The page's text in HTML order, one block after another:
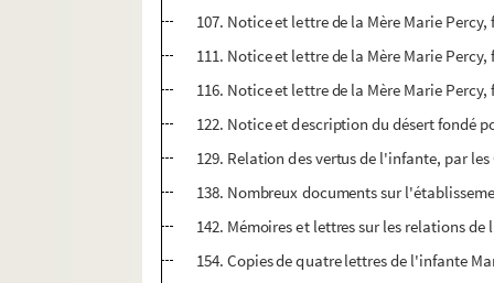
107. Notice et lettre de la Mère Marie
111. Notice et lettre de la Mère Marie
116. Notice et lettre de la Mère Marie
122. Notice et description du désert fondé
129. Relation des vertus de l'infante, par
138. Nombreux documents sur
142. Mémoires et lettres sur les relations
154. Copies de quatre lettres de l'infante